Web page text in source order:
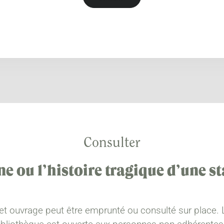
Consulter
ou l’histoire tragique d’une
ouvrage peut être emprunté ou consulté sur place.